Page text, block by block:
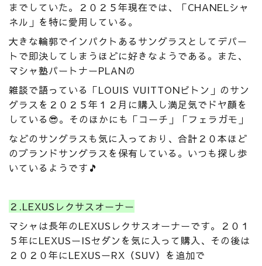
までしていた。２０２５年現在では、「CHANELシャ
ネル」を特に愛用している。
大きな輪郭でインパクトあるサングラスとしてデパー
トで即決してしまうほどに好きなようである。また、
マシャ塾パートナーPLANの
雑談で語っている「LOUIS VUITTONビトン」のサン
グラスを２０２５年１２月に購入し満足気でドヤ顔を
している😎。そのほかにも「コーチ」「フェラガモ」
などのサングラスも気に入っており、合計２０本ほど
のブランドサングラスを保有している。いつも探し歩
いているようです🎵
２.LEXUSレクサスオーナー
マシャは長年のLEXUSレクサスオーナーです。２０１
５年にLEXUSーISセダンを気に入って購入、その後は
２０２０年にLEXUSーRX（SUV）を追加で